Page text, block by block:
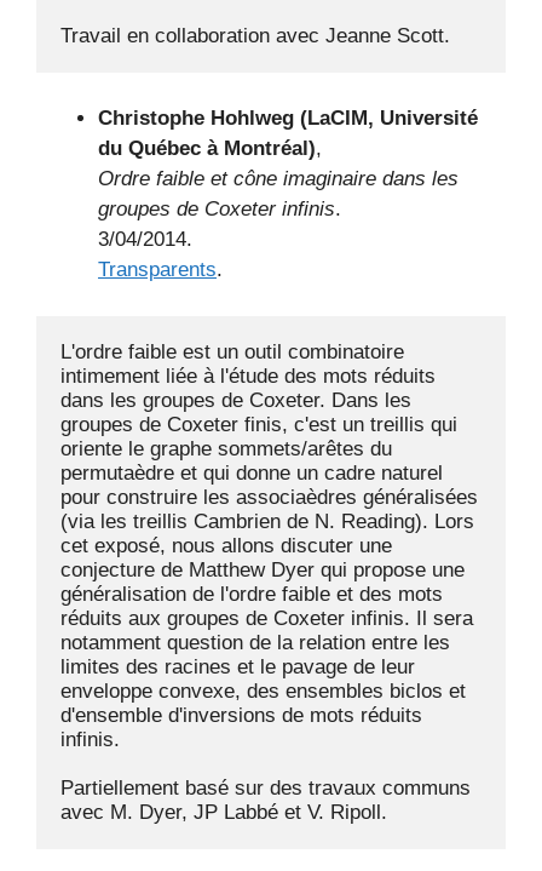
Christophe Hohlweg (LaCIM, Université
du Québec à Montréal),
Ordre faible et cône imaginaire dans les
groupes de Coxeter infinis.
3/04/2014.
Transparents.
L'ordre faible est un outil combinatoire
intimement liée à l'étude des mots réduits
dans les groupes de Coxeter. Dans les
groupes de Coxeter finis, c'est un treillis qui
oriente le graphe sommets/arêtes du
permutaèdre et qui donne un cadre naturel
pour construire les associaèdres généralisées
(via les treillis Cambrien de N. Reading). Lors
cet exposé, nous allons discuter une
conjecture de Matthew Dyer qui propose une
généralisation de l'ordre faible et des mots
réduits aux groupes de Coxeter infinis. Il sera
notamment question de la relation entre les
limites des racines et le pavage de leur
enveloppe convexe, des ensembles biclos et
d'ensemble d'inversions de mots réduits
infinis.
Partiellement basé sur des travaux communs
avec M. Dyer, JP Labbé et V. Ripoll.